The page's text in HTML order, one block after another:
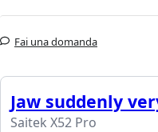
Fai una domanda
Jaw suddenly
Saitek X52 Pro